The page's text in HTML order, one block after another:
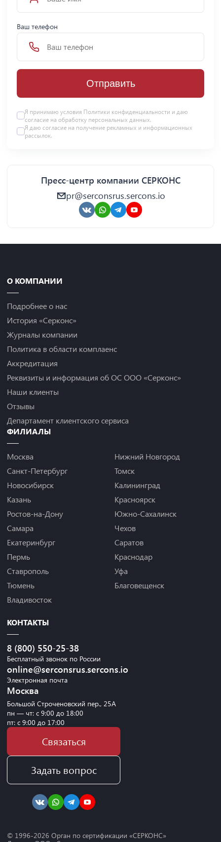
Ваш телефон
Отправить
Я принимаю условия Политики конфиденциальности и даю
согласие на обработку персональных данных.
Я даю согласие на получение рекламных и информационных
рассылок.
Пресс-центр компании СЕРКОНС
pr@serconsrus.sercons.io
О КОМПАНИИ
Подробнее о нас
История «Серконс»
Журналы компании
Политика в области комплаенс
Аккредитация
Реквизиты и информация об ОС ООО «Серконс»
Наши клиенты
Отзывы
Департамент клиентского сервиса
ФИЛИАЛЫ
Москва
Санкт-Петербург
Новосибирск
Казань
Ростов-на-Дону
Самара
Екатеринбург
Пермь
Ставрополь
Тюмень
Владивосток
Нижний Новгород
Томск
Калининград
Красноярск
Южно-Сахалинск
Чехов
Саратов
Краснодар
Уфа
Благовещенск
КОНТАКТЫ
8 (800) 550-25-38
Бесплатный звонок по России
online@serconsrus.sercons.io
Электронная почта
Москва
Большой Строченовский пер., 25А
пн — чт: с 9:00 до 18:00
пт: с 9:00 до 17:00
Связаться
Задать вопрос
© 1996-2026 Орган по сертификации «СЕРКОНС»